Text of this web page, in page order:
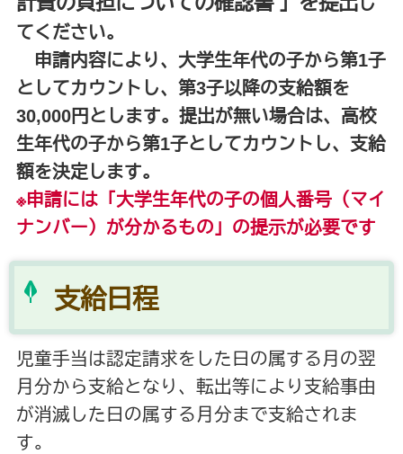
てください。
申請内容により、大学生年代の子から第1子
としてカウントし、第3子以降の支給額を
30,000円とします。提出が無い場合は、高校
生年代の子から第1子としてカウントし、支給
額を決定します。
※申請には「大学生年代の子の個人番号（マイ
ナンバー）が分かるもの」の提示が必要です
支給日程
児童手当は認定請求をした日の属する月の翌
月分から支給となり、転出等により支給事由
が消滅した日の属する月分まで支給されま
す。